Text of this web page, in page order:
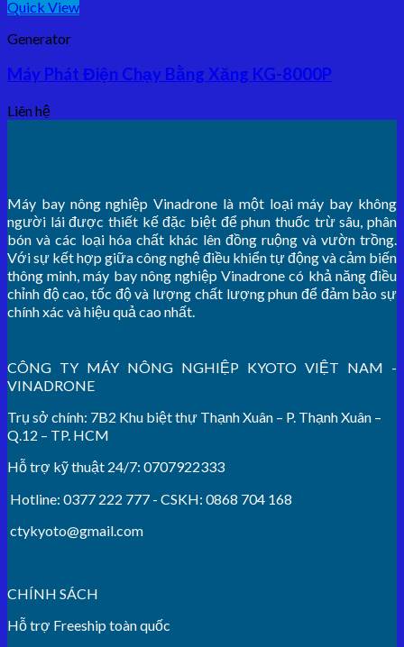
Quick View
Generator
Máy Phát Điện Chạy Bằng Xăng KG-8000P
Liên hệ
Máy bay nông nghiệp Vinadrone là một loại máy bay không
người lái được thiết kế đặc biệt để phun thuốc trừ sâu, phân
bón và các loại hóa chất khác lên đồng ruộng và vườn trồng.
Với sự kết hợp giữa công nghệ điều khiển tự động và cảm biến
thông minh, máy bay nông nghiệp Vinadrone có khả năng điều
chỉnh độ cao, tốc độ và lượng chất lượng phun để đảm bảo sự
chính xác và hiệu quả cao nhất.
CÔNG TY MÁY NÔNG NGHIỆP KYOTO VIỆT NAM -
VINADRONE
Trụ sở chính: 7B2 Khu biệt thự Thạnh Xuân – P. Thạnh Xuân –
Q.12 – TP. HCM
Hỗ trợ kỹ thuật 24/7: 0707922333
Hotline: 0377 222 777 - CSKH: 0868 704 168
ctykyoto@gmail.com
CHÍNH SÁCH
Hỗ trợ Freeship toàn quốc